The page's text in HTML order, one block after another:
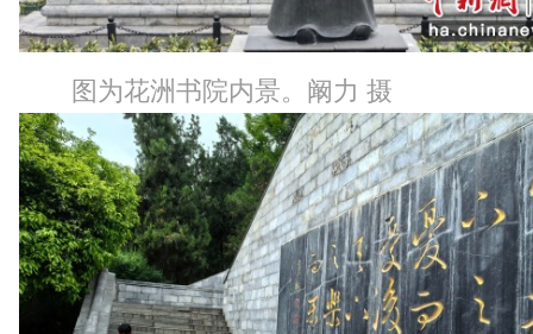
图为花洲书院内景。阚力 摄